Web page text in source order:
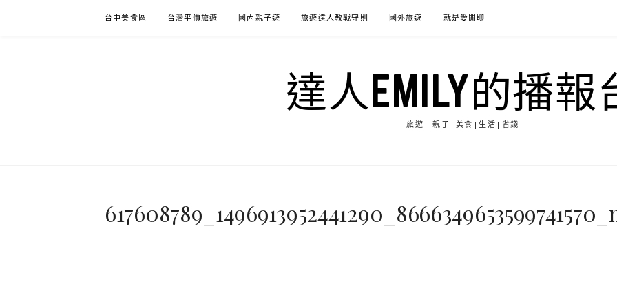
台中美食區 台灣平價旅遊 國內親子遊 旅遊達人教戰守則 國外旅遊 就是愛閒聊
達人EMILY的播報
旅遊| 親子|美食|生活|省錢